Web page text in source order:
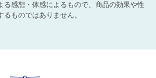
感想・体感によるもので、商品の効果や性
るものではありません。